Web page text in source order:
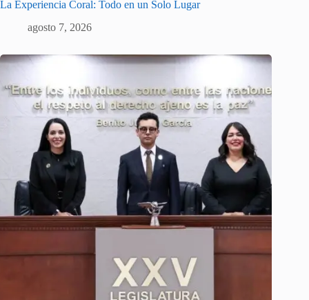
La Experiencia Coral: Todo en un Solo Lugar
agosto 7, 2026